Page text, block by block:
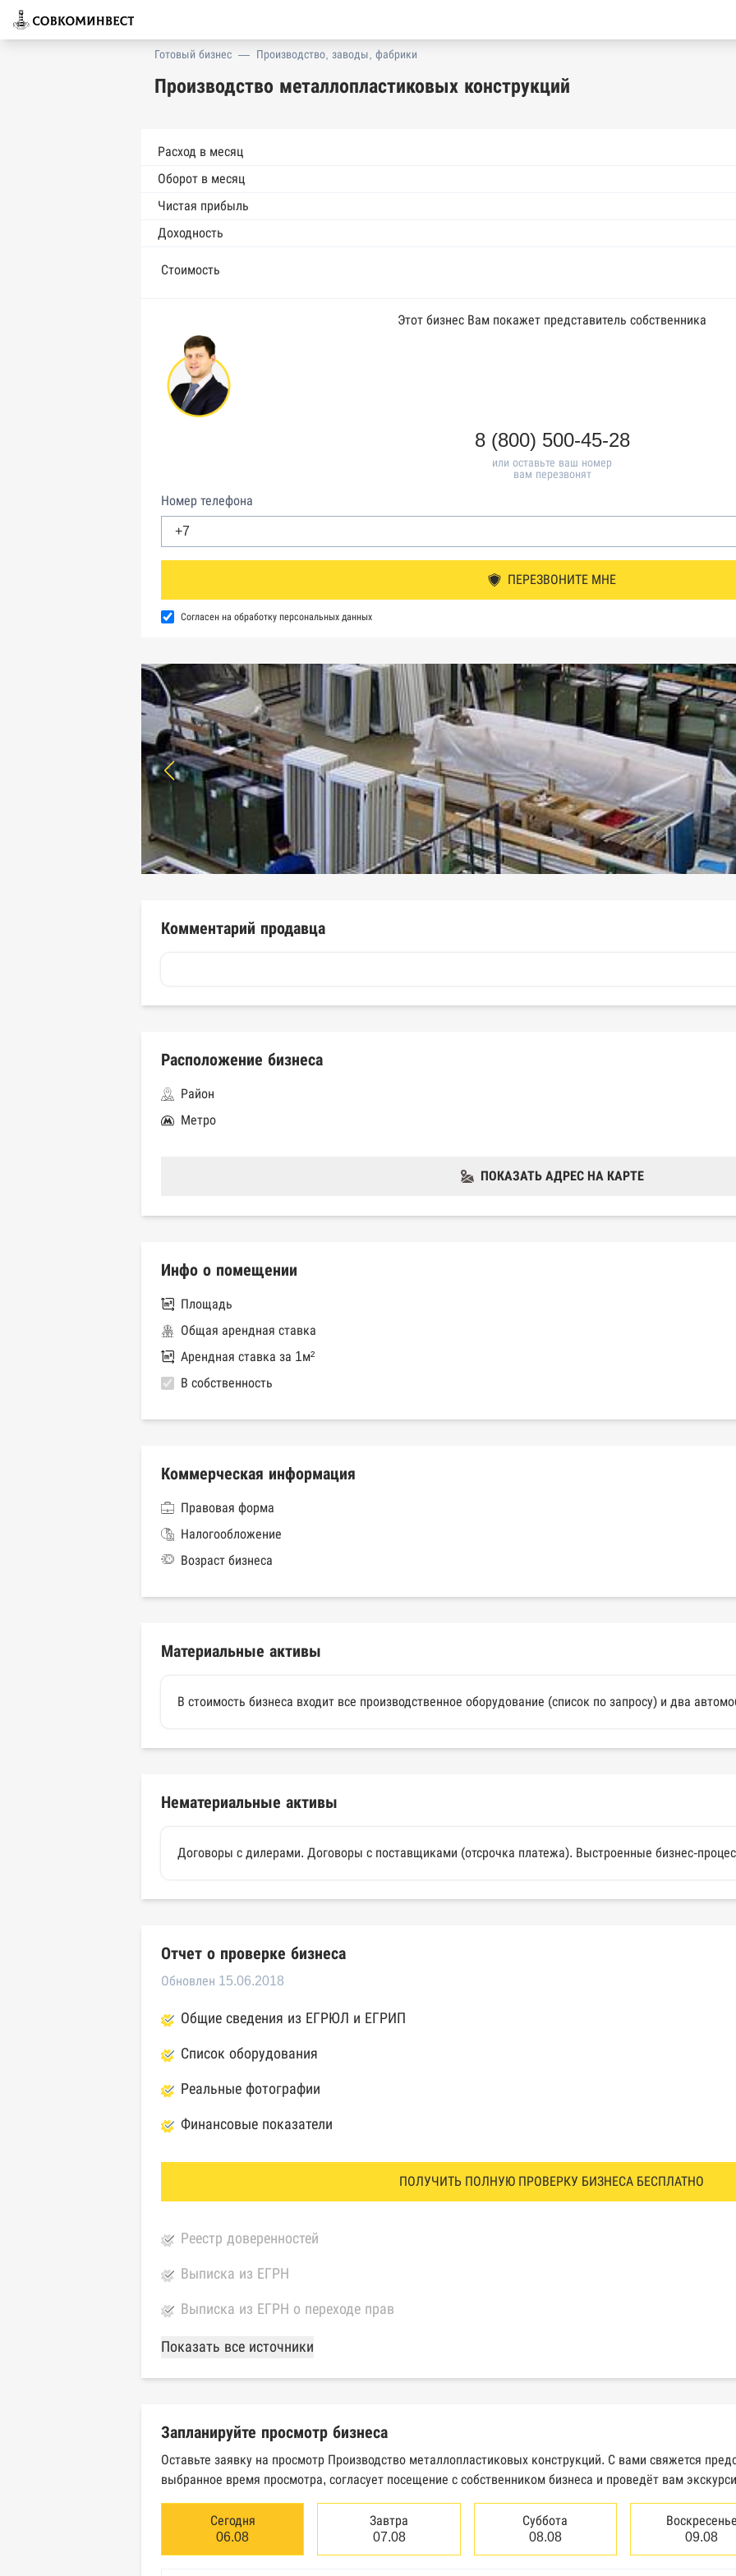
Готовый бизнес — Производство, заводы, фабрики
Производство металлопластиковых конструкций
Расход в месяц
Оборот в месяц
Чистая прибыль
Доходность
Стоимость
Этот бизнес Вам покажет представитель собственника
8 (800) 500-45-28
или оставьте ваш номер
вам перезвонят
Номер телефона
ПЕРЕЗВОНИТЕ МНЕ
Согласен на обработку персональных данных
Комментарий продавца
Расположение бизнеса
Район
Метро
ПОКАЗАТЬ АДРЕС НА КАРТЕ
Инфо о помещении
Площадь
Общая арендная ставка
Арендная ставка за 1м²
В собственность
Коммерческая информация
Правовая форма
Налогообложение
Возраст бизнеса
Материальные активы
В стоимость бизнеса входит все производственное оборудование (список по запросу) и два
Нематериальные активы
Договоры с дилерами. Договоры с поставщиками (отсрочка платежа). Выстроенные бизнес-
Отчет о проверке бизнеса
Обновлен 15.06.2018
Общие сведения из ЕГРЮЛ и ЕГРИП
Список оборудования
Реальные фотографии
Финансовые показатели
ПОЛУЧИТЬ ПОЛНУЮ ПРОВЕРКУ БИЗНЕСА БЕСПЛАТНО
Реестр доверенностей
Выписка из ЕГРН
Выписка из ЕГРН о переходе прав
База Росстата
Реестры ЕГРЮЛ и ЕГРИП Федеральной налоговой службы России
Картотека арбитражных дел Высшего арбитражного суда
Единый федеральный реестр сведений о банкротстве юридических лиц
Единый федеральный реестр сведений о банкротстве физических лиц
Реестр товарных знаков и знаков обслуживания Роспатента
Показать все источники
Запланируйте просмотр бизнеса
Оставьте заявку на просмотр Производство металлопластиковых конструкций. С вами свяжется
выбранное время просмотра, согласует посещение с собственником бизнеса и проведёт вам
Сегодня
06.08
Завтра
07.08
Суббота
08.08
09.08